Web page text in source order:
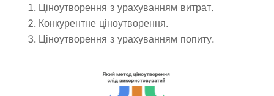
Ціноутворення з урахуванням витрат.
Конкурентне ціноутворення.
Ціноутворення з урахуванням попиту.